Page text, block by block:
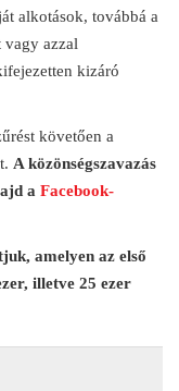
alkotások, továbbá a
vagy azzal
kizáró
követően a
A közönségszavazás
a Facebook-
amelyen az első
illetve 25 ezer